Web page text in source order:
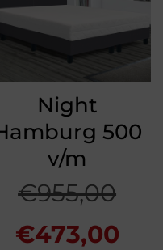
Night
500
v/m
€955,00
€473,00